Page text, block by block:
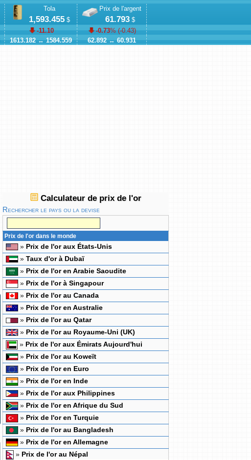
Tola
1,593.455$
-11.10
1613.182↔ 1584.559
Prix de l'argent
61.793 $
-0.73% (-0.43)
62.892↔ 60.931
Calculateur de prix de l'or
Rechercher le pays ou la devise
Prix de l'or dans le monde
» Prix de l'or aux États-Unis
» Taux d'or à Dubaï
» Prix de l'or en Arabie Saoudite
» Prix de l'or à Singapour
» Prix de l'or au Canada
» Prix de l'or en Australie
» Prix de l'or au Qatar
» Prix de l'or au Royaume-Uni (UK)
» Prix de l'or aux Émirats Aujourd'hui
» Prix de l'or au Koweït
» Prix de l'or en Euro
» Prix de l'or en Inde
» Prix de l'or aux Philippines
» Prix de l'or en Afrique du Sud
» Prix de l'or en Turquie
» Prix de l'or au Bangladesh
» Prix de l'or en Allemagne
» Prix de l'or au Népal